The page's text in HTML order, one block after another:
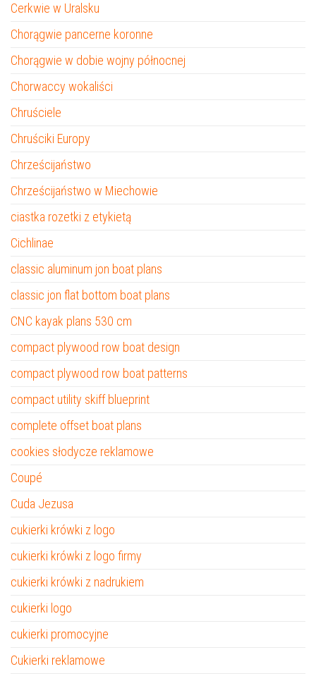
Cerkwie w Uralsku
Chorągwie pancerne koronne
Chorągwie w dobie wojny północnej
Chorwaccy wokaliści
Chruściele
Chruściki Europy
Chrześcijaństwo
Chrześcijaństwo w Miechowie
ciastka rozetki z etykietą
Cichlinae
classic aluminum jon boat plans
classic jon flat bottom boat plans
CNC kayak plans 530 cm
compact plywood row boat design
compact plywood row boat patterns
compact utility skiff blueprint
complete offset boat plans
cookies słodycze reklamowe
Coupé
Cuda Jezusa
cukierki krówki z logo
cukierki krówki z logo firmy
cukierki krówki z nadrukiem
cukierki logo
cukierki promocyjne
Cukierki reklamowe